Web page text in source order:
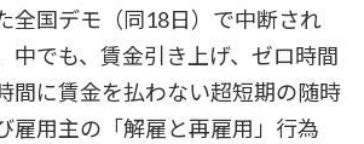
全国デモ（同18日）で中断され
中でも、賃金引き上げ、ゼロ時間
間に賃金を払わない超短期の随時
雇用主の「解雇と再雇用」行為